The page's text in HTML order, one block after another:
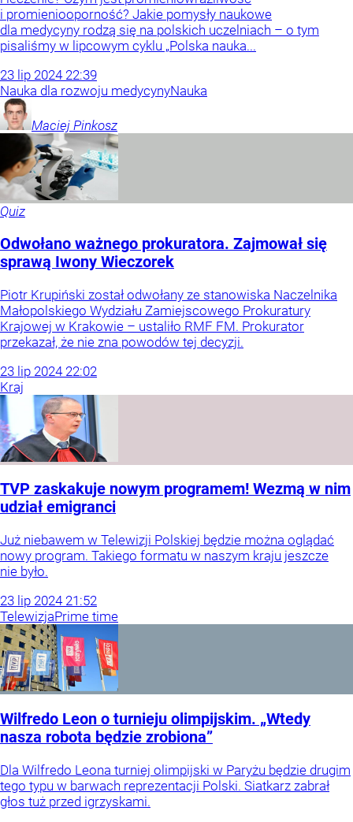
i promieniooporność? Jakie pomysły naukowe
dla medycyny rodzą się na polskich uczelniach – o tym
pisaliśmy w lipcowym cyklu „Polska nauka...
23 lip 2024 22:39
Nauka dla rozwoju medycynyNauka
Maciej Pinkosz
Quiz
Odwołano ważnego prokuratora. Zajmował się
sprawą Iwony Wieczorek
Piotr Krupiński został odwołany ze stanowiska Naczelnika
Małopolskiego Wydziału Zamiejscowego Prokuratury
Krajowej w Krakowie – ustaliło RMF FM. Prokurator
przekazał, że nie zna powodów tej decyzji.
23 lip 2024 22:02
Kraj
TVP zaskakuje nowym programem! Wezmą w nim
udział emigranci
Już niebawem w Telewizji Polskiej będzie można oglądać
nowy program. Takiego formatu w naszym kraju jeszcze
nie było.
23 lip 2024 21:52
TelewizjaPrime time
Wilfredo Leon o turnieju olimpijskim. „Wtedy
nasza robota będzie zrobiona”
Dla Wilfredo Leona turniej olimpijski w Paryżu będzie drugim
tego typu w barwach reprezentacji Polski. Siatkarz zabrał
głos tuż przed igrzyskami.